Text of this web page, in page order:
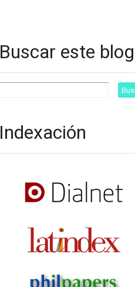
Buscar este blog
Indexación